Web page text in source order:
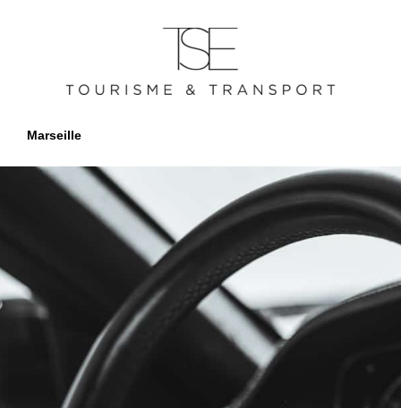
Marseille